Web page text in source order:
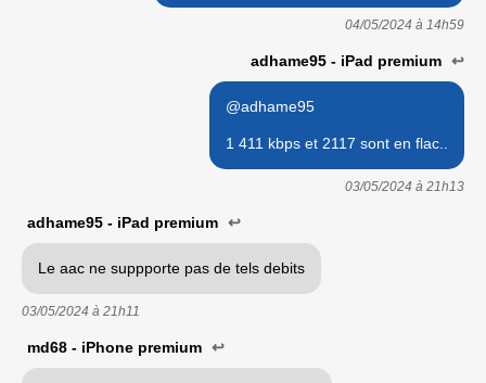
04/05/2024 à 14h59
adhame95 - iPad premium ↩
@adhame95
1 411 kbps et 2117 sont en flac..
03/05/2024 à 21h13
adhame95 - iPad premium ↩
Le aac ne suppporte pas de tels debits
03/05/2024 à 21h11
md68 - iPhone premium ↩